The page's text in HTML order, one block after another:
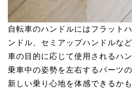
自転車のハンドルにはフラット
ンドル、セミアップハンドルな
車の目的に応じて使用されるハ
乗車中の姿勢を左右するパーツ
新しい乗り心地を体感できるか